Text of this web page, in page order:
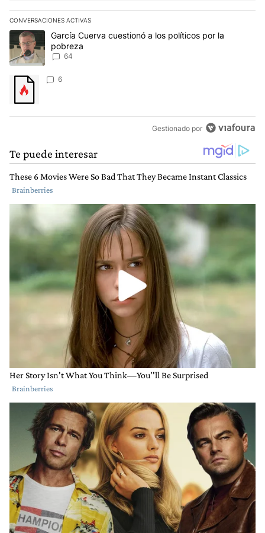
CONVERSACIONES ACTIVAS
Este listado muestra los artículos con más comentarios en los
Un artículo de tendencia con el título "García Cuerva cuestionó
García Cuerva cuestionó a los políticos por la
pobreza
64
Un artículo de tendencia con el título "" con 6 comentarios.
6
Gestionado por